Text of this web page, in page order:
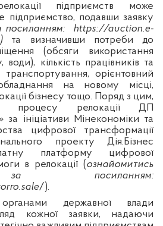
підприємств може
підприємство, подавши заявку
посиланням:
https://auction.e-
та визначивши потреби до
(обсяги використання
води), кількість працівників та
орієнтовний
на новому місці,
бізнесу тощо. Поряд з цим,
процесу релокації ДП
ініціативи Мінекономіки та
цифрової трансформації
проекту Дія.Бізнес
платформу цифрової
в релокації (ознайомитись
посиланням:
/).
державної влади
кожної заявки, надаючи